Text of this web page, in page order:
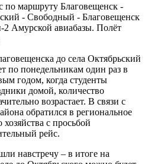
по маршруту Благовещенск -
- Свободный - Благовещенск
Амурской авиабазы. Полёт
до села Октябрьский
по понедельникам один раз в
годом, когда студенты
домой, количество
возрастает. В связи с
обратился в региональное
с просьбой
рейс.
навстречу – в итоге на